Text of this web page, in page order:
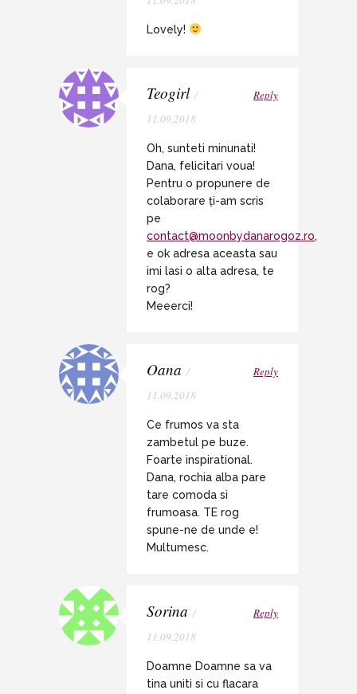
Lovely!
Teogirl /
11.09.2018
Reply
Oh, sunteti minunati!
Dana, felicitari voua!
Pentru o propunere de
colaborare ți-am scris
pe
contact@moonbydanarogoz.ro,
e ok adresa aceasta sau
imi lasi o alta adresa, te
rog?
Meeerci!
Oana /
11.09.2018
Reply
Ce frumos va sta
zambetul pe buze.
Foarte inspirational.
Dana, rochia alba pare
tare comoda si
frumoasa. TE rog
spune-ne de unde e!
Multumesc.
Sorina /
11.09.2018
Reply
Doamne Doamne sa va
tina uniti si cu flacara